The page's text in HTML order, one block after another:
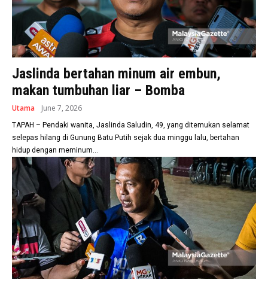
Jaslinda bertahan minum air embun,
makan tumbuhan liar – Bomba
Utama June 7, 2026
TAPAH – Pendaki wanita, Jaslinda Saludin, 49, yang ditemukan selamat
selepas hilang di Gunung Batu Putih sejak dua minggu lalu, bertahan
hidup dengan meminum...